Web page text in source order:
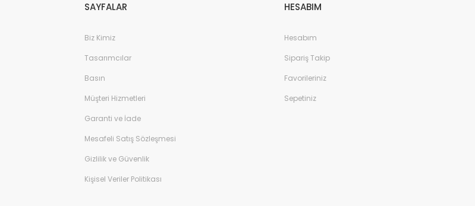
SAYFALAR
Biz Kimiz
Tasarımcılar
Basın
Müşteri Hizmetleri
Garanti ve İade
Mesafeli Satış Sözleşmesi
Gizlilik ve Güvenlik
Kişisel Veriler Politikası
HESABIM
Hesabım
Sipariş Takip
Favorileriniz
Sepetiniz